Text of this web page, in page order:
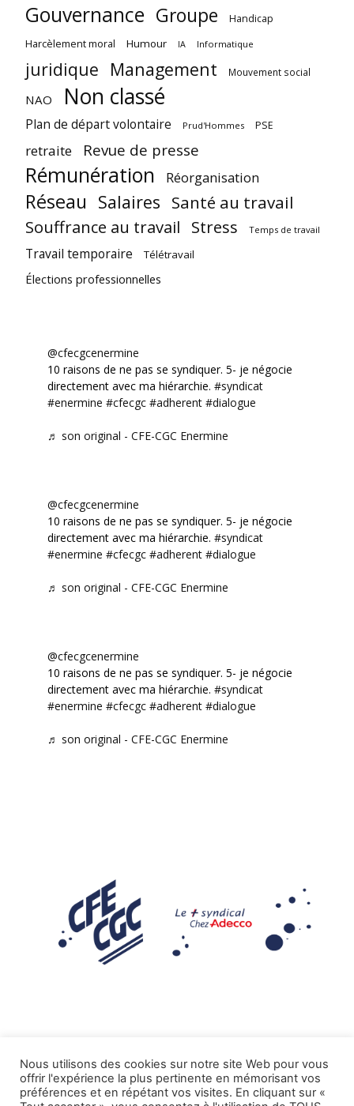
Gouvernance Groupe Handicap
Harcèlement moral Humour IA Informatique
juridique Management Mouvement social
NAO Non classé
Plan de départ volontaire Prud'Hommes PSE
retraite Revue de presse
Rémunération Réorganisation
Réseau Salaires Santé au travail
Souffrance au travail Stress Temps de travail
Travail temporaire Télétravail
Élections professionnelles
@cfecgcenermine
10 raisons de ne pas se syndiquer. 5- je négocie
directement avec ma hiérarchie. #syndicat
#enermine #cfecgc #adherent #dialogue
♬ son original - CFE-CGC Enermine
@cfecgcenermine
10 raisons de ne pas se syndiquer. 5- je négocie
directement avec ma hiérarchie. #syndicat
#enermine #cfecgc #adherent #dialogue
♬ son original - CFE-CGC Enermine
@cfecgcenermine
10 raisons de ne pas se syndiquer. 5- je négocie
directement avec ma hiérarchie. #syndicat
#enermine #cfecgc #adherent #dialogue
♬ son original - CFE-CGC Enermine
Mentions légales
Nous utilisons des cookies sur notre site Web pour vous
offrir l'expérience la plus pertinente en mémorisant vos
préférences et en répétant vos visites. En cliquant sur «